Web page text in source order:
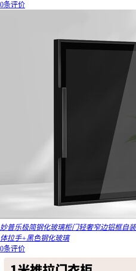
0条评价
妙普乐极简钢化玻璃柜门轻奢窄边铝框自
体拉手+黑色钢化玻璃
0条评价